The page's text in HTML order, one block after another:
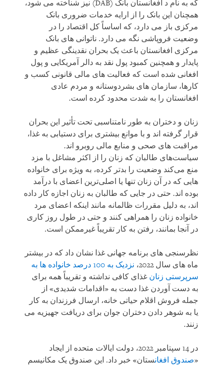
که به نام د افغانستان بانک (DAB) نیز شناخته می شود،
همچنان این بانک را از ارایه خدمات ضروری بانک
مرکزی باز می دارد، که اساساً کل اقتصاد را در
وضعیت فروپاشی نگه می دارد. ناتوانی های بانک
مرکزی افغانستان باعث یک بحران نقدینگی عظیم و
پایدار و همچنین کمبود پول نقد به دالر آمریکایی و پول
افغانی شده است که فعالیت های مالی قانونی کسب و
کارها، سازمان های بشردوستانه و مردم عادی
افغانستان را به شدت محدود کرده است.
زنان و دختران به طور نامتناسبی تحت تأثیر این بحران
قرار گرفته اند و با موانع بیشتری برای دستیابی به غذا،
مراقبت های صحی و منابع مالی روبرو اند.
سیاست‌های طالبان که زنان را از اکثر مشاغل با مزد
منع می‌کند وضعیت را بدتر کرده، به ‌ویژه برای خانواده‌
هایی که در آن زنان تنها یا اصلی‌ترین اعضای با درآمد
بوده اند. حتی در جایی که طالبان به زنان اجازه کار داده
اند، به دلیل مقررات ظالمانه مانند اینکه اعضای مرد
خانواده زنان را همراهی کنند و حتی در طول روز کاری
در آنجا بمانند، رفتن به کار تقریباً غیرممکن است.
نظرسنجی های برنامه جهانی غذا نشان داد که در بیشتر
ماه های سال 2022،
نزدیک به 100 درصد خانواده ها به
سرپرستی زنان غذای کافی نداشته و تقریباً همه برای
به دست آوردن غذا دست به «اقدامات شدیدی» از
جمله فروش اقلام حیاتی خانه، ارسال فرزندان به کار
یا به شوهر دادن دختران جوان برای دریافت جهیزیه می
زنند.
در 14 سپتامبر 2022، دولت ایالات متحده از ایجاد
«صندوق افغانستان» خبر داد. این صندوق یک مکانیسم